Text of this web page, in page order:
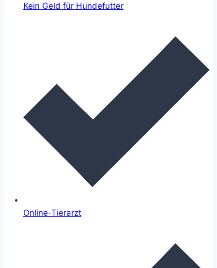
Kein Geld für Hundefutter
Online-Tierarzt